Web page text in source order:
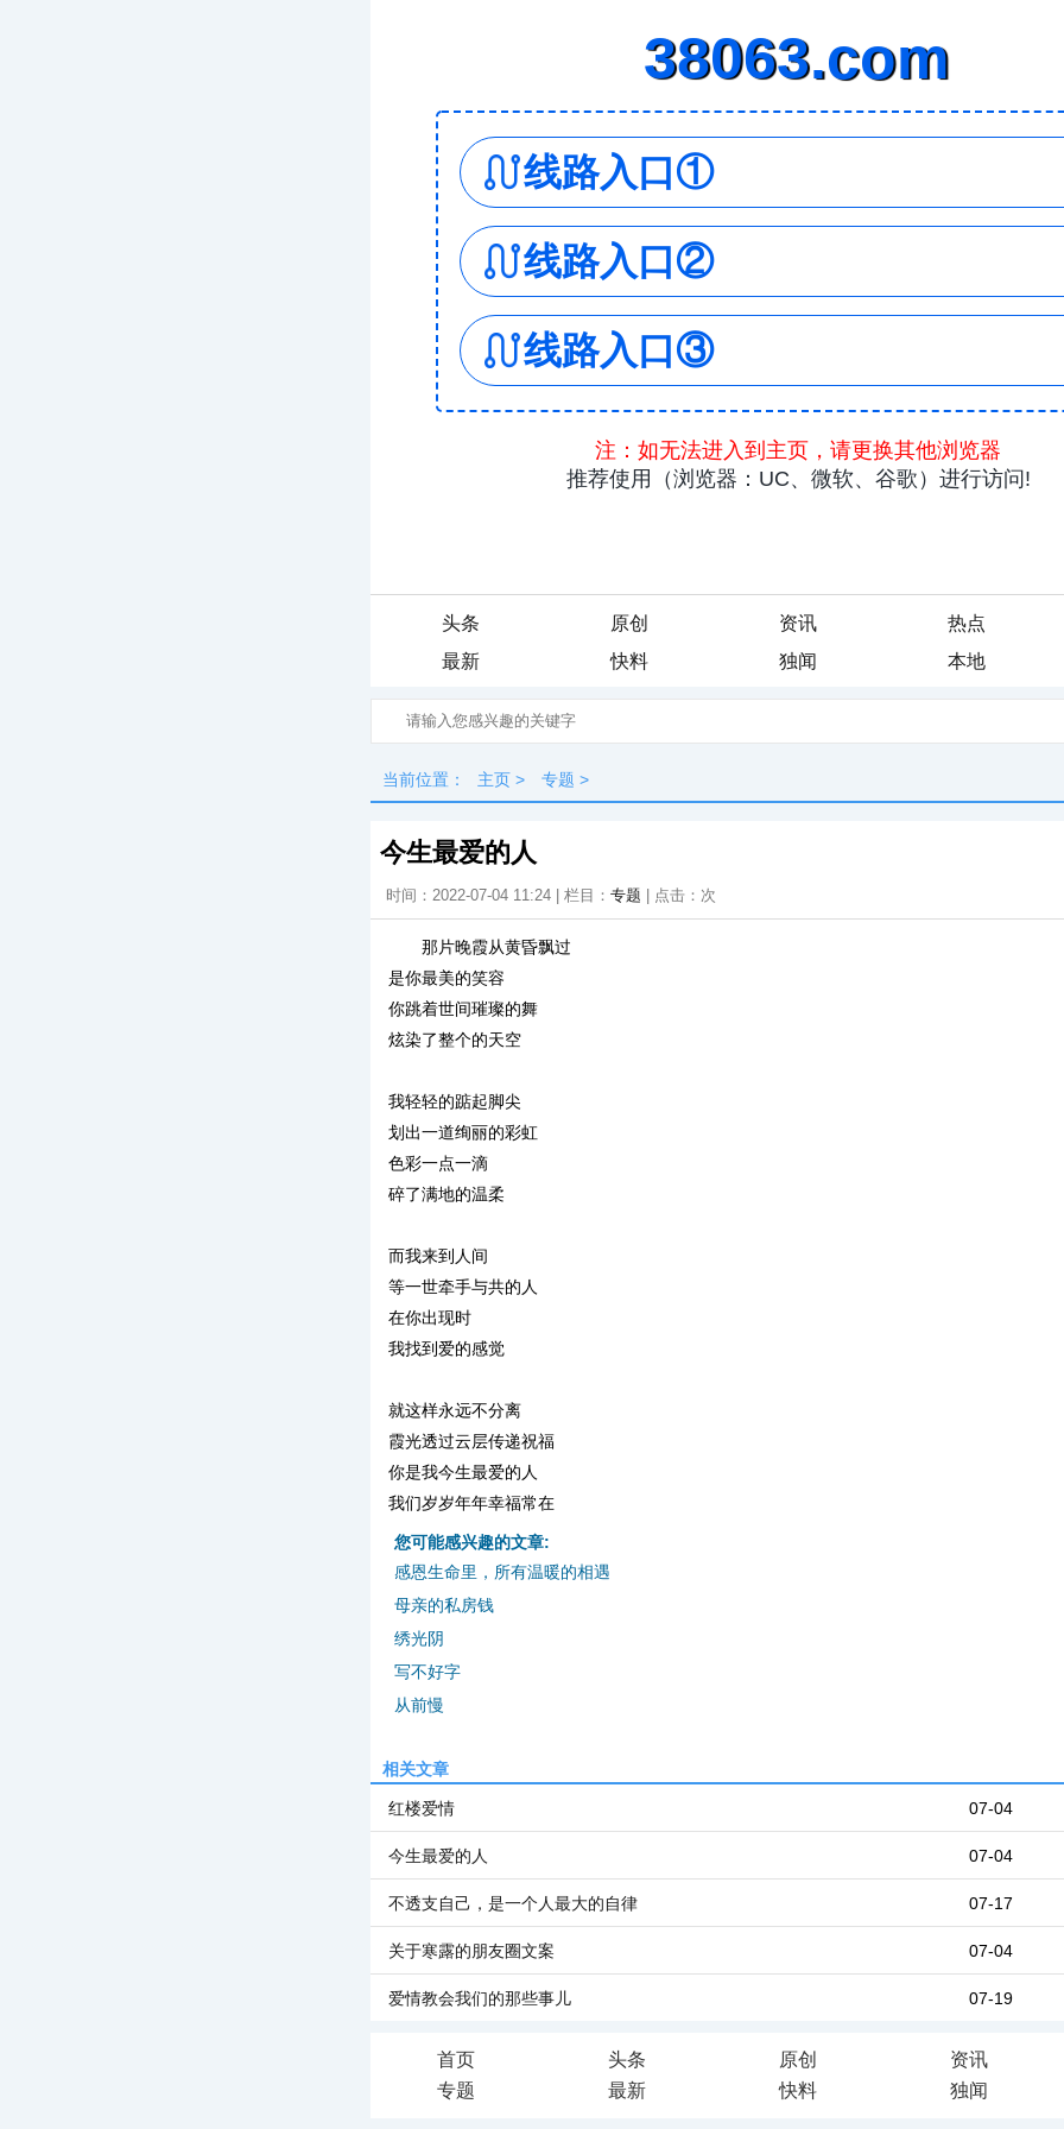
头条 原创 资讯
热点
最新
快料 独闻 本地
当前位置： 主页 > 专题 >
今生最爱的人
时间：2022-07-04 11:24 | 栏目： 专题 | 点击： 次
那片晚霞从黄昏飘过
是你最美的笑容
你跳着世间璀璨的舞
炫染了整个的天空
我轻轻的踮起脚尖
划出一道绚丽的彩虹
色彩一点一滴
碎了满地的温柔
而我来到人间
等一世牵手与共的人
在你出现时
我找到爱的感觉
就这样永远不分离
霞光透过云层传递祝福
你是我今生最爱的人
我们岁岁年年幸福常在
您可能感兴趣的文章:
感恩生命里，所有温暖的相遇
母亲的私房钱
绣光阴
写不好字
从前慢
相关文章
07-04
红楼爱情
07-04
今生最爱的人
07-17
不透支自己，是一个人最大的自律
07-04
关于寒露的朋友圈文案
07-19
爱情教会我们的那些事儿
首页 头条 原创
资讯
专题
最新 快料 独闻